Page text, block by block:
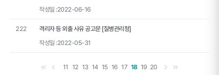
작성일 :2022-06-16
222
격리자 등 외출 사유 공고문 [질병관리청]
작성일 :2022-05-31
첫 페이지
이전 페이지
11 12 13 14 15 16 17 18 19 20 다음 페이지
마지막 페이지